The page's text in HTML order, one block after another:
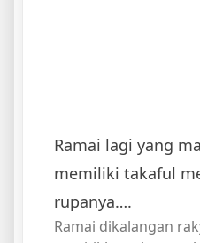
Ramai lagi yang
memiliki takaful
rupanya….
Ramai dikalangan